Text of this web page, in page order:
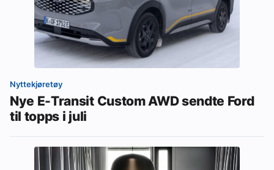
Nyttekjøretøy
Nye E-Transit Custom AWD sendte Ford
til topps i juli